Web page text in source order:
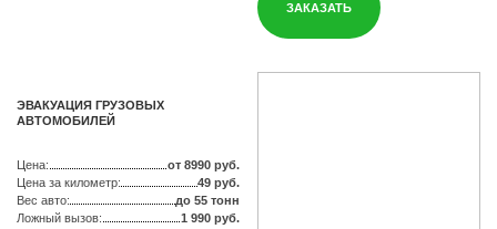
ЗАКАЗАТЬ
ЭВАКУАЦИЯ ГРУЗОВЫХ
АВТОМОБИЛЕЙ
Цена:
от 8990 руб.
Цена за километр:
49 руб.
Вес авто:
до 55 тонн
Ложный вызов:
1 990 руб.